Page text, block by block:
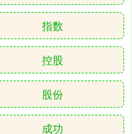
指数
控股
股份
成功